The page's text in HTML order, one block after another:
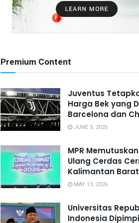
Premium Content
Juventus
Harga Bek yang
Barcelona dan
JUNE 5, 2026
MPR
Ulang Cerdas
Kalimantan Barat
MAY 13, 2026
Universitas
Indonesia